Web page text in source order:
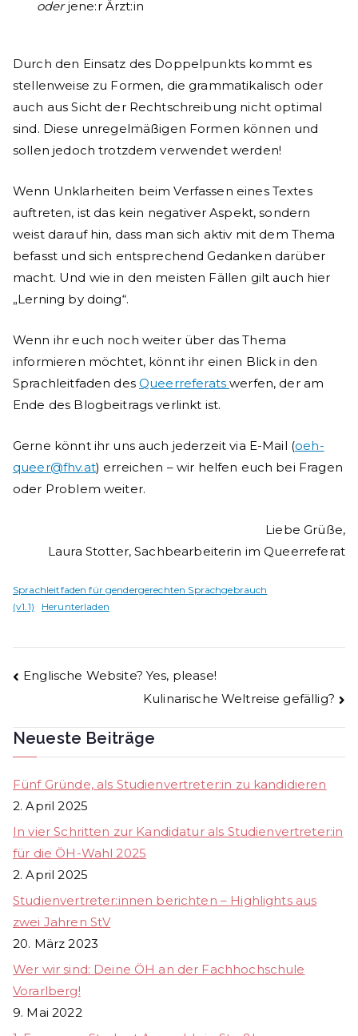
oderjene:r Ärzt:in
Durch den Einsatz des Doppelpunkts kommt es
stellenweise zu Formen, die grammatikalisch oder
auch aus Sicht der Rechtschreibung nicht optimal
sind. Diese unregelmäßigen Formen können und
sollen jedoch trotzdem verwendet werden!
Wenn Unklarheiten beim Verfassen eines Textes
auftreten, ist das kein negativer Aspekt, sondern
weist darauf hin, dass man sich aktiv mit dem Thema
befasst und sich entsprechend Gedanken darüber
macht. Und wie in den meisten Fällen gilt auch hier
„Lerning by doing“.
Wenn ihr euch noch weiter über das Thema
informieren möchtet, könnt ihr einen Blick in den
Sprachleitfaden des Queerreferatswerfen, der am
Ende des Blogbeitrags verlinkt ist.
Gerne könnt ihr uns auch jederzeit via E-Mail (oeh-
queer@fhv.at) erreichen – wir helfen euch bei Fragen
oder Problem weiter.
Liebe Grüße,
Laura Stotter, Sachbearbeiterin im Queerreferat
Sprachleitfaden für gendergerechten Sprachgebrauch
(v1.1)
Herunterladen
Beitragsnavigation
Englische Website? Yes, please!
Kulinarische Weltreise gefällig?
Neueste Beiträge
Fünf Gründe, als Studienvertreter:in zu kandidieren
2. April 2025
In vier Schritten zur Kandidatur als Studienvertreter:in
für die ÖH-Wahl 2025
2. April 2025
Studienvertreter:innen berichten – Highlights aus
zwei Jahren StV
20. März 2023
Wer wir sind: Deine ÖH an der Fachhochschule
Vorarlberg!
9. Mai 2022